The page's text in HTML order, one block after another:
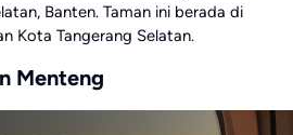
Banten. Taman ini berada di
Kota Tangerang Selatan.
Menteng